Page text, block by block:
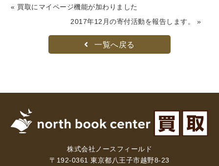
書道
インテリアデザイン・建築デザイン
住宅建築
写真 ・絵画 ・美術
建築家・建設・建築構造
彫刻・工芸
日本の伝統文化
東洋の建築
科学書・工学書・コンピュータ書籍
宇宙学・天文学 工学書 数学書
海洋学
生物・バイオテクノロジー
金属・鉱学
電気・通信
« 買取にマイページ機能が加わりました
2017年12月の寄付活動を報告します。 »
一覧へ戻る
株式会社ノースフィールド
〒192-0361 東京都八王子市越野8-23